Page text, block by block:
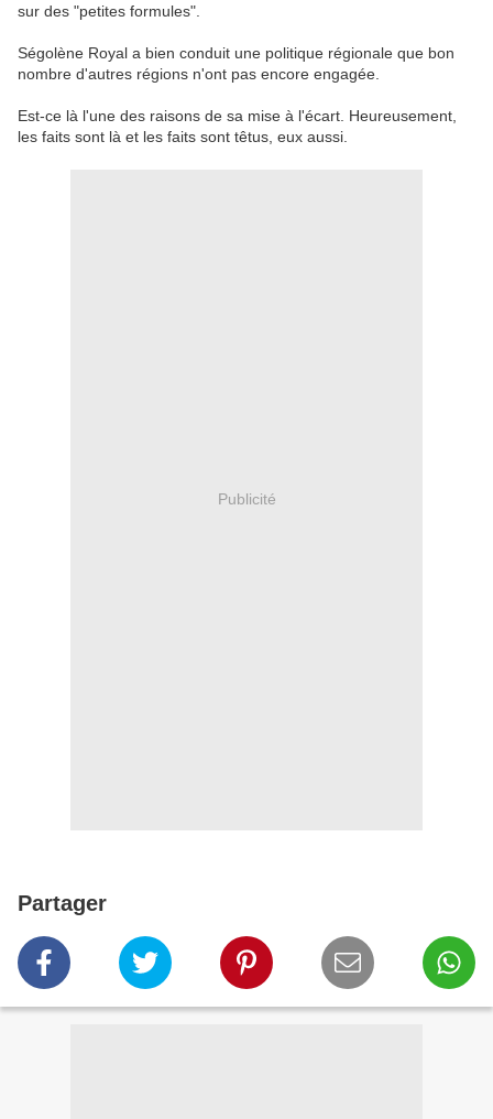
sur des "petites formules".
Ségolène Royal a bien conduit une politique régionale que bon
nombre d'autres régions n'ont pas encore engagée.
Est-ce là l'une des raisons de sa mise à l'écart. Heureusement,
les faits sont là et les faits sont têtus, eux aussi.
Publicité
Partager